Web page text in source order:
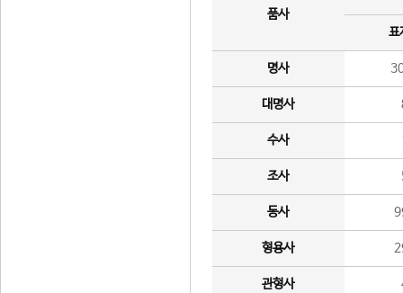
품사
표
명사
대명사
수사
조사
동사
형용사
관형사